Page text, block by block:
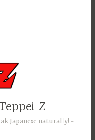
Z
Japanese naturally!